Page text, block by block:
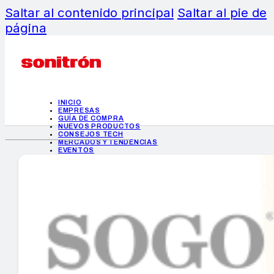
Saltar al contenido principal Saltar al pie de
página
INICIO
EMPRESAS
GUÍA DE COMPRA
NUEVOS PRODUCTOS
CONSEJOS TECH
MERCADOS Y TENDENCIAS
EVENTOS
INICIO
EMPRESAS